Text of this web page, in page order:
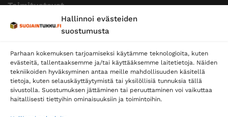
Hallinnoi evästeiden
suostumusta
Parhaan kokemuksen tarjoamiseksi käytämme teknologioita, kuten
evästeitä, tallentaaksemme ja/tai käyttääksemme laitetietoja. Näiden
tekniikoiden hyväksyminen antaa meille mahdollisuuden käsitellä
tietoja, kuten selauskäyttäytymistä tai yksilöllisiä tunnuksia tällä
sivustolla. Suostumuksen jättäminen tai peruuttaminen voi vaikuttaa
haitallisesti tiettyihin ominaisuuksiin ja toimintoihin.
Toimitustavat
Posti
Postnord
Tilaa uutiskirje ja saat erikoisalennuksia